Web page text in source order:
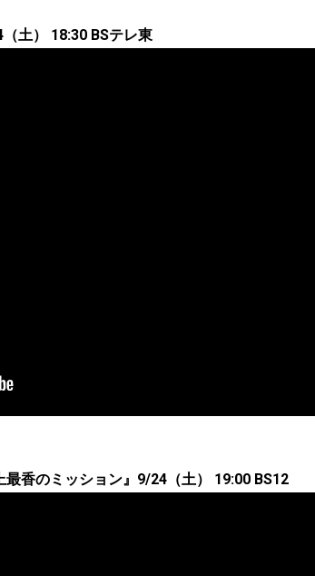
土） 18:30 BSテレ東
最香のミッション』9/24（土） 19:00 BS12